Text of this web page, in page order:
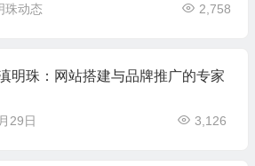
珠动态 2,758
明珠：网站搭建与品牌推广的专家
29日 3,126